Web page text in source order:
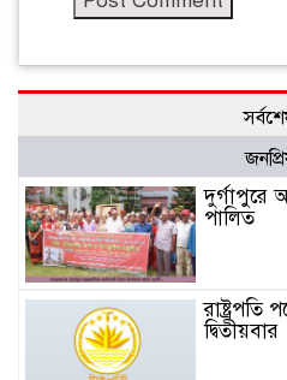
দুর্গাপুরে
পালিত
রাষ্ট্রপতি
দ্বিতীয়বার